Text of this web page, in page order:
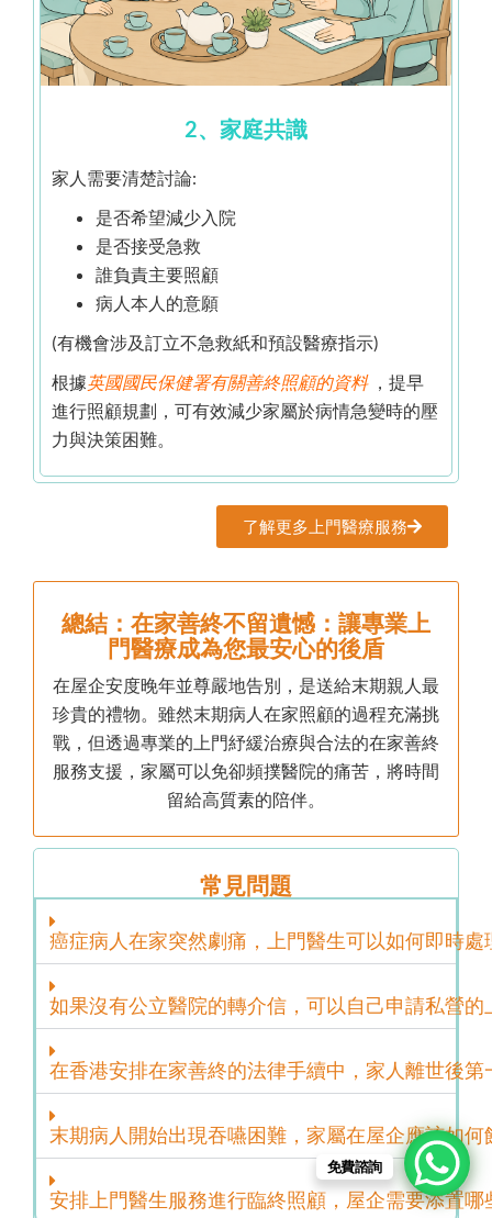
2、家庭共識
家人需要清楚討論:
是否希望減少入院
是否接受急救
誰負責主要照顧
病人本人的意願
(有機會涉及訂立不急救紙和預設醫療指示)
根據英國國民保健署有關善終照顧的資料，提早
進行照顧規劃，可有效減少家屬於病情急變時的壓
力與決策困難。
了解更多上門醫療服務
總結：在家善終不留遺憾：讓專業上
門醫療成為您最安心的後盾
在屋企安度晚年並尊嚴地告別，是送給末期親人最
珍貴的禮物。雖然末期病人在家照顧的過程充滿挑
戰，但透過專業的上門紓緩治療與合法的在家善終
服務支援，家屬可以免卻頻撲醫院的痛苦，將時間
留給高質素的陪伴。
常見問題
癌症病人在家突然劇痛，上門醫生可以如何即時
如果沒有公立醫院的轉介信，可以自己申請私營
在香港安排在家善終的法律手續中，家人離世後第
末期病人開始出現吞嚥困難，家屬在屋企應該如
安排上門醫生服務進行臨終照顧，屋企需要添置哪
免費諮詢